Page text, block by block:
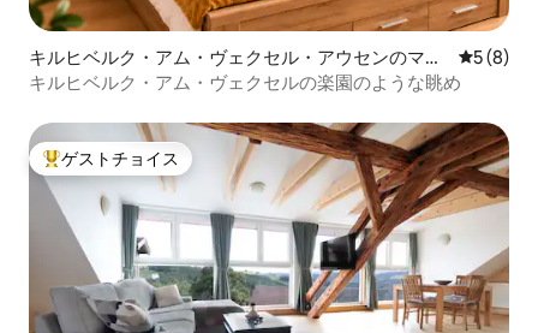
キルヒベルク・アム・ヴェクセル・アウセンのマン
ション・アパート
レビュー
5 (8)
キルヒベルク・アム・ヴェクセルの楽園のような眺め
大好評のゲストチョイスです。
ゲストチョイス